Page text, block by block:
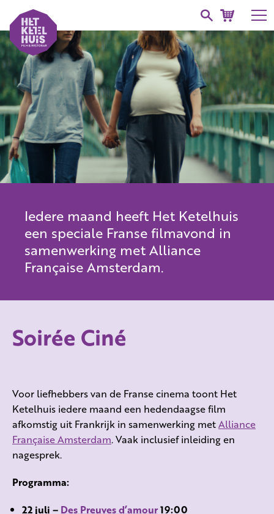
Iedere maand heeft Het Ketelhuis
een speciale Franse filmavond in
samenwerking met Alliance
Française Amsterdam.
Soirée Ciné
Voor liefhebbers van de Franse cinema toont Het
Ketelhuis iedere maand een hedendaagse film
afkomstig uit Frankrijk in samenwerking metAlliance
Française Amsterdam. Vaak inclusief inleiding en
nagesprek.
Programma:
22 juli – Des Preuves d’amour19:00